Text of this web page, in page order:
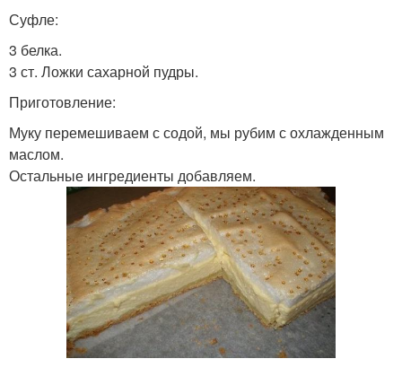
Суфле:
3 белка.
3 ст. Ложки сахарной пудры.
Приготовление:
Муку перемешиваем с содой, мы рубим с охлажденным
маслом.
Остальные ингредиенты добавляем.